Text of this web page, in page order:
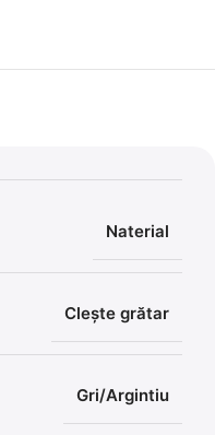
Naterial
Clește grătar
Gri/Argintiu